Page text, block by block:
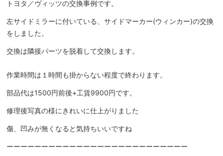
トヨタ／ヴィッツの交換事例です。
左サイドミラーに付いている、サイドマーカー(ウィンカー)の交換
をしました。
交換は隣接パーツを脱着して交換します。
作業時間は１時間も掛からない程度で終わります。
部品代は1500円前後+工賃9900円です。
修理後写真の様にきれいに仕上がりました
傷、凹みが無くなると気持ちいいですね
ーーーーーーーーーーーーーーーーーーーーーーーーーー